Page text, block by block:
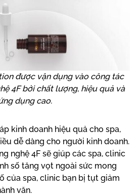
được vận dụng vào công tác
4F bởi chất lượng, hiệu quả và
dụng cao.
kinh doanh hiệu quả cho spa,
dễ dàng cho người kinh doanh.
nghệ 4F sẽ giúp các spa, clinic
số tăng vọt ngoài sức mong
của spa, clinic bạn bị tụt giảm
văn.